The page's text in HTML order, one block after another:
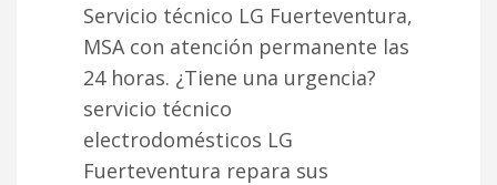
Servicio técnico LG Fuerteventura,
MSA con atención permanente las
24 horas. ¿Tiene una urgencia?
servicio técnico
electrodomésticos LG
Fuerteventura repara sus